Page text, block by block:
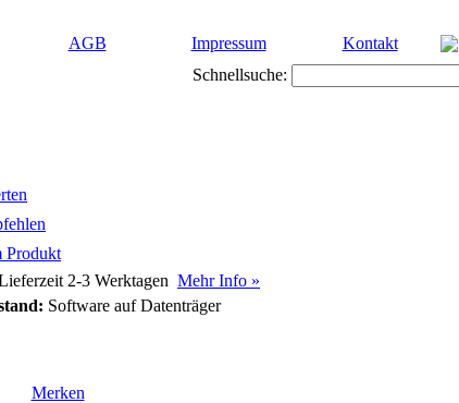
AGB Impressum Kontakt
Schnellsuche:
Produkt
2-3 Werktagen Mehr Info »
Software auf Datenträger
Merken